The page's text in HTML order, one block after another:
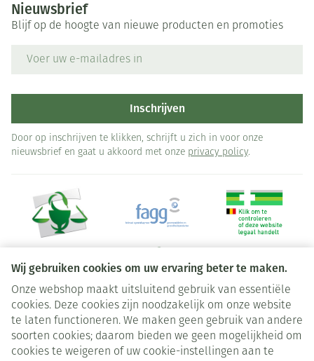
Wij gebruiken cookies om uw ervaring beter te maken.
Onze webshop maakt uitsluitend gebruik van essentiële
cookies. Deze cookies zijn noodzakelijk om onze website
te laten functioneren. We maken geen gebruik van andere
soorten cookies; daarom bieden we geen mogelijkheid om
cookies te weigeren of uw cookie-instellingen aan te
Nieuwsbrief
Blijf op de hoogte van nieuwe producten en promoties
Inschrijven
Door op inschrijven te klikken, schrijft u zich in voor onze
nieuwsbrief en gaat u akkoord met onze privacy policy.
Juridische links